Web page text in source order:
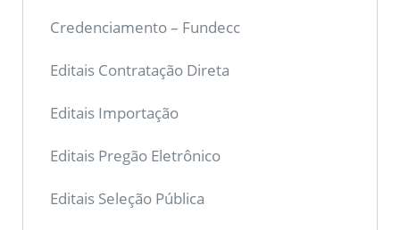
Credenciamento – Fundecc
Editais Contratação Direta
Editais Importação
Editais Pregão Eletrônico
Editais Seleção Pública